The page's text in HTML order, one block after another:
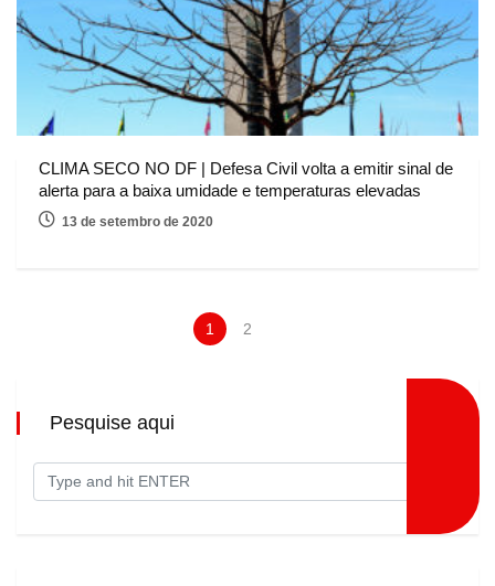
CLIMA SECO NO DF | Defesa Civil volta a emitir sinal de
alerta para a baixa umidade e temperaturas elevadas
13 de setembro de 2020
1 2
Pesquise aqui